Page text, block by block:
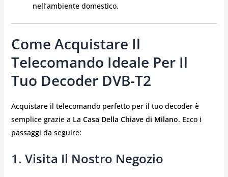
nell’ambiente domestico.
Come Acquistare Il
Telecomando Ideale Per Il
Tuo Decoder DVB-T2
Acquistare il telecomando perfetto per il tuo decoder è
semplice grazie a La Casa Della Chiave di Milano. Ecco i
passaggi da seguire:
1. Visita Il Nostro Negozio